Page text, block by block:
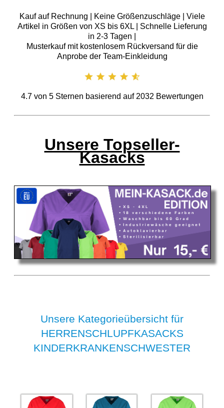
Kauf auf Rechnung | Keine Größenzuschläge | Viele
Artikel in Größen von XS bis 6XL | Schnelle Lieferung
in 2-3 Tagen |
Musterkauf mit kostenlosem Rückversand für die
Anprobe der Team-Einkleidung
4.7von 5Sternen basierend auf 2032 Bewertungen
Unsere Topseller-
Kasacks
Unsere Kategorieübersicht für
HERRENSCHLUPFKASACKS
KINDERKRANKENSCHWESTER